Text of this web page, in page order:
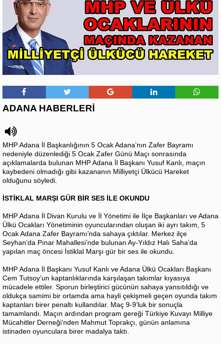
ADANA HABERLERİ
MHP Adana İl Başkanlığının 5 Ocak Adana’nın Zafer Bayramı
nedeniyle düzenlediği 5 Ocak Zafer Günü Maçı sonrasında
açıklamalarda bulunan MHP Adana İl Başkanı Yusuf Kanlı, maçın
kaybedeni olmadığı gibi kazananın Milliyetçi Ülkücü Hareket
olduğunu söyledi.
İSTİKLAL MARŞI GÜR BİR SES İLE OKUNDU
MHP Adana İl Divan Kurulu ve İl Yönetimi ile İlçe Başkanları ve Adana
Ülkü Ocakları Yönetiminin oyuncularından oluşan iki ayrı takım, 5
Ocak Adana Zafer Bayramı’nda sahaya çıktılar. Merkez ilçe
Seyhan’da Pınar Mahallesi’nde bulunan Ay-Yıldız Halı Saha’da
yapılan maç öncesi İstiklal Marşı gür bir ses ile okundu.
MHP Adana İl Başkanı Yusuf Kanlı ve Adana Ülkü Ocakları Başkanı
Cem Tutsoy’un kaptanlıklarında karşılaşan takımlar kıyasıya
mücadele ettiler. Sporun birleştirici gücünün sahaya yansıtıldığı ve
oldukça samimi bir ortamda ama hayli çekişmeli geçen oyunda takım
kaptanları birer penaltı kullandılar. Maç 9-9’luk bir sonuçla
tamamlandı. Maçın ardından program gereği Türkiye Kuvayı Milliye
Mücahitler Derneği’nden Mahmut Toprakçı, günün anlamına
istinaden oyunculara birer madalya taktı.